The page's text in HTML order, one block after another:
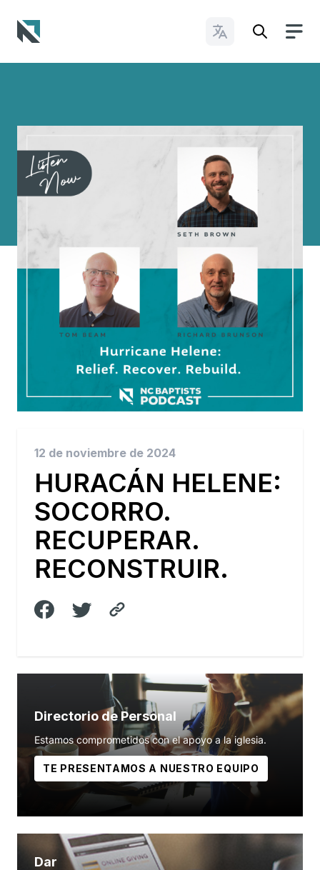
Cambiar idioma
12 de noviembre de 2024
HURACÁN HELENE:
SOCORRO.
RECUPERAR.
RECONSTRUIR.
Directorio de Personal
Estamos comprometidos con el apoyo a la iglesia.
TE PRESENTAMOS A NUESTRO EQUIPO
Dar